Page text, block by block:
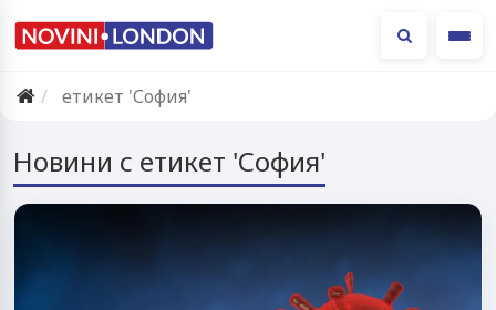
етикет 'София'
Новини с етикет 'София'